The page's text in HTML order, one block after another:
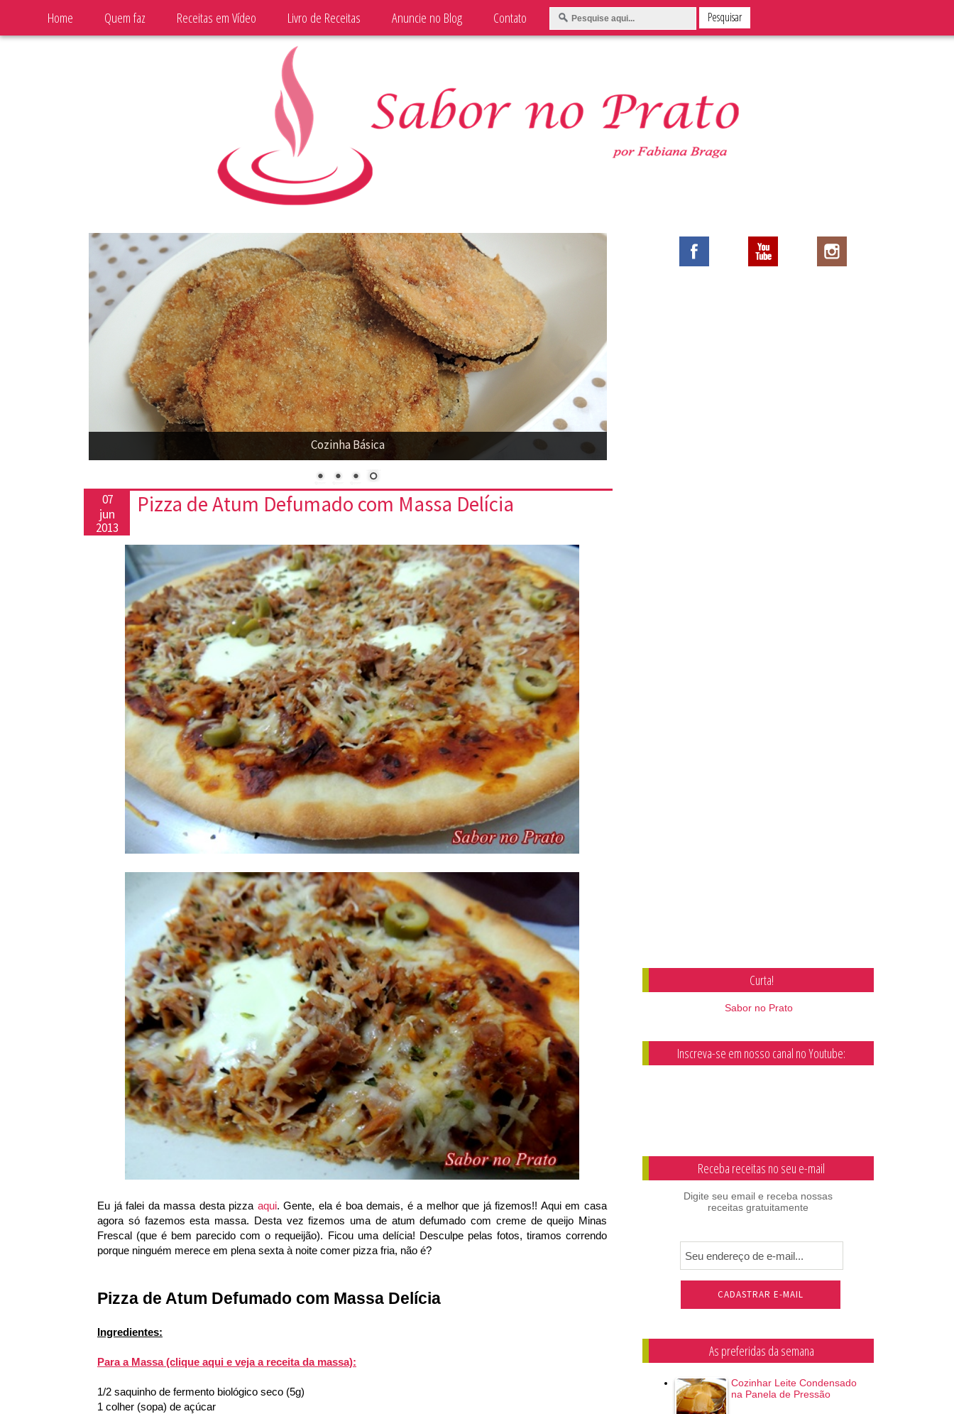
Cozinha Básica
07
jun
2013
Pizza de Atum Defumado com Massa Delícia
Eu já falei da massa desta pizza aqui. Gente, ela é boa demais, é a melhor que já fizemos!! Aqui em casa
agora só fazemos esta massa. Desta vez fizemos uma de atum defumado com creme de queijo Minas
Frescal (que é bem parecido com o requeijão). Ficou uma delícia! Desculpe pelas fotos, tiramos correndo
porque ninguém merece em plena sexta à noite comer pizza fria, não é?
Pizza de Atum Defumado com Massa Delícia
Ingredientes:
Para a Massa (clique aqui e veja a receita da massa):
1/2 saquinho de fermento biológico seco (5g)
1 colher (sopa) de açúcar
Home Quem faz Receitas em Vídeo Livro de Receitas Anuncie no Blog Contato
Curta!
Sabor no Prato
Inscreva-se em nosso canal no Youtube:
Receba receitas no seu e-mail
Digite seu email e receba nossas
receitas gratuitamente
As preferidas da semana
Cozinhar Leite Condensado
na Panela de Pressão